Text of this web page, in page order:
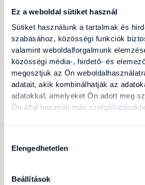
Ez a weboldal sütiket használ
Sütiket használunk a tartalmak és
szabásához, közösségi funkciók
valamint weboldalforgalmunk
közösségi média-, hirdető- és
megosztjuk az Ön
adatait, akik kombinálhatják az
adatokkal, amelyeket Ön adott meg
Ön által használt más
kiválasztása
Elengedhetetlen
Beállítások